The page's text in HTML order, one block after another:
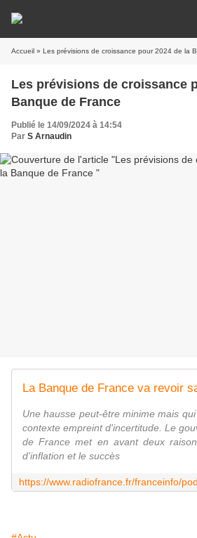
Accueil » Les prévisions de croissance pour 2024 de la
Les prévisions de croissance
Banque de France
Publié le 14/09/2024 à 14:54
Par S Arnaudin
Une hausse peut-être minime mais
contexte empreint d'incertitude. Le
de France met en avant deux
d'inflation et le succès